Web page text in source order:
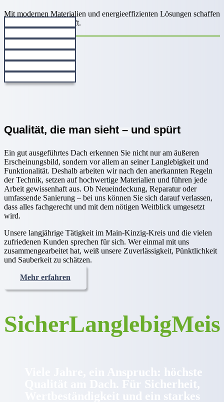
Mit modernen Materialien und energieeffizienten Lösungen schaffen
wir Dächer mit Zukunft.
Qualität, die man sieht – und spürt
Ein gut ausgeführtes Dach erkennen Sie nicht nur am äußeren
Erscheinungsbild, sondern vor allem an seiner Langlebigkeit und
Funktionalität. Deshalb arbeiten wir nach den anerkannten Regeln
der Technik, setzen auf hochwertige Materialien und führen jede
Arbeit gewissenhaft aus. Ob Neueindeckung, Reparatur oder
umfassende Sanierung – bei uns können Sie sich darauf verlassen,
dass alles fachgerecht und mit dem nötigen Weitblick umgesetzt
wird.
Unsere langjährige Tätigkeit im Main-Kinzig-Kreis und die vielen
zufriedenen Kunden sprechen für sich. Wer einmal mit uns
zusammengearbeitet hat, weiß unsere Zuverlässigkeit, Pünktlichkeit
und Sauberkeit zu schätzen.
Mehr erfahren
SicherLanglebig
Viele Jahre, ein Anspruch: höchste
Qualität am Dach. Für Sicherheit,
Wertbeständigkeit und ein starkes